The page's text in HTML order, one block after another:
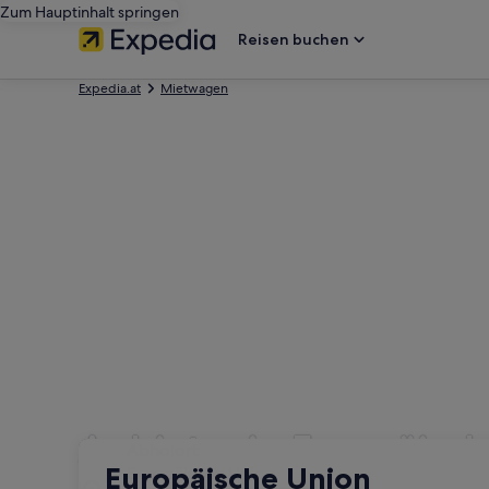
Zum Hauptinhalt springen
Reisen buchen
Expedia.at Mietwagen
Anbieter in
Europäische Union